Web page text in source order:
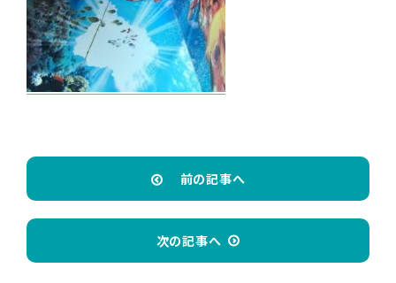
前の記事へ
次の記事へ